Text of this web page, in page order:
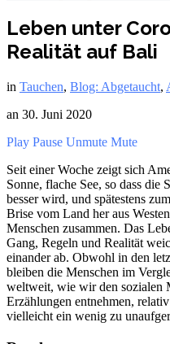
Leben unter
Realität auf Bali
in Tauchen, Blog: Abgetaucht,
an 30. Juni 2020
Play Pause Unmute Mute
Seit einer Woche zeigt sich
Sonne, flache See, so dass die
besser wird, und spätestens
Brise vom Land her aus
Menschen zusammen. Das
Gang, Regeln und Realität
einander ab. Obwohl in den
bleiben die Menschen im
weltweit, wie wir den sozialen
Erzählungen entnehmen,
vielleicht ein wenig zu